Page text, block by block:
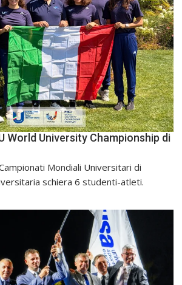
World University Championship di
Mondiali Universitari di
schiera 6 studenti-atleti.